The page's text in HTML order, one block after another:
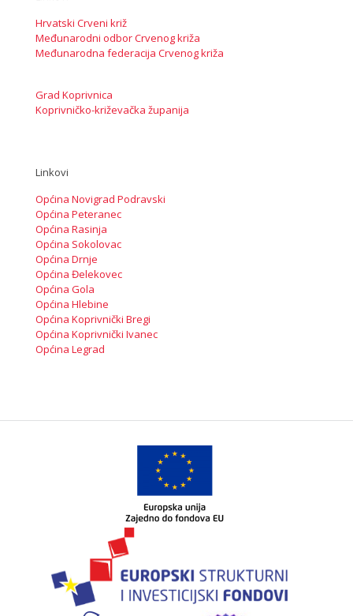
Hrvatski Crveni križ
Međunarodni odbor Crvenog križa
Međunarodna federacija Crvenog križa
Grad Koprivnica
Koprivničko-križevačka županija
Linkovi
Općina Novigrad Podravski
Općina Peteranec
Općina Rasinja
Općina Sokolovac
Općina Drnje
Općina Đelekovec
Općina Gola
Općina Hlebine
Općina Koprivnički Bregi
Općina Koprivnički Ivanec
Općina Legrad